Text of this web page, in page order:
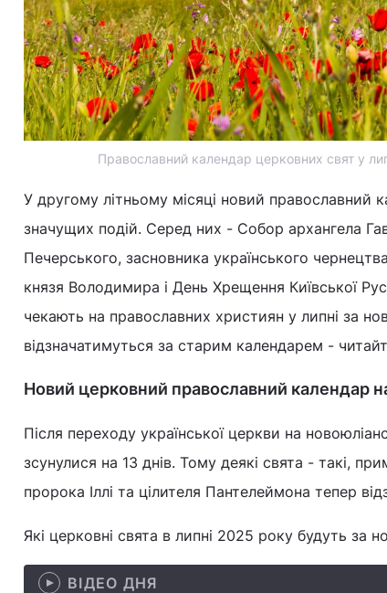
Православний календар церковних свят у
У другому літньому місяці новий православний
значущих подій. Серед них - Собор архангела
Печерського, засновника українського
князя Володимира і День Хрещення Київської
чекають на православних християн у липні за
відзначатимуться за старим календарем -
Новий церковний православний календар
Після переходу української церкви на
зсунулися на 13 днів. Тому деякі свята - такі,
пророка Іллі та цілителя Пантелеймона тепер
Які церковні свята в липні 2025 року будуть за
ВІДЕО ДНЯ